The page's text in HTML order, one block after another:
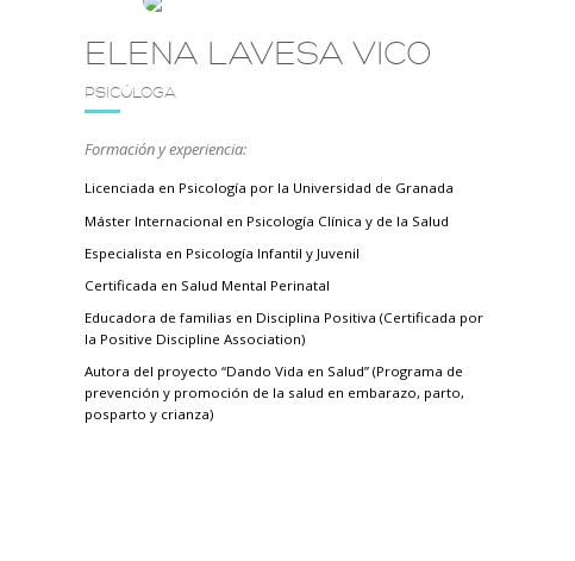
ELENA LAVESA VICO
PSICÓLOGA
Formación y experiencia:
Licenciada en Psicología por la Universidad de Granada
Máster Internacional en Psicología Clínica y de la Salud
Especialista en Psicología Infantil y Juvenil
Certificada en Salud Mental Perinatal
Educadora de familias en Disciplina Positiva (Certificada por
la Positive Discipline Association)
Autora del proyecto “Dando Vida en Salud” (Programa de
prevención y promoción de la salud en embarazo, parto,
posparto y crianza)